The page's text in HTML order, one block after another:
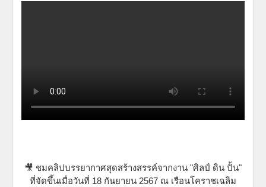
🎥 ชมคลิปบรรยากาศสุดสร้างสรรค์จากงาน "ศิลป์ ดิน ปั้น"
ที่จัดขึ้นเมื่อวันที่ 18 กันยายน 2567 ณ เรือนโคราชเฉลิม